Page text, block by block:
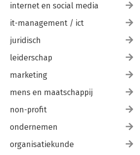
internet en social media
it-management / ict
juridisch
leiderschap
marketing
mens en maatschappij
non-profit
ondernemen
organisatiekunde